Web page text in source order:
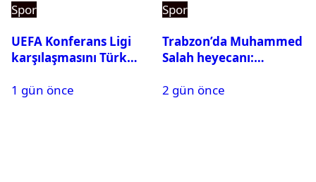
Spor
UEFA Konferans Ligi
karşılaşmasını Türk
1 gün önce
Spor
Trabzon’da Muhammed
Salah heyecanı:
tükeniyor
2 gün önce